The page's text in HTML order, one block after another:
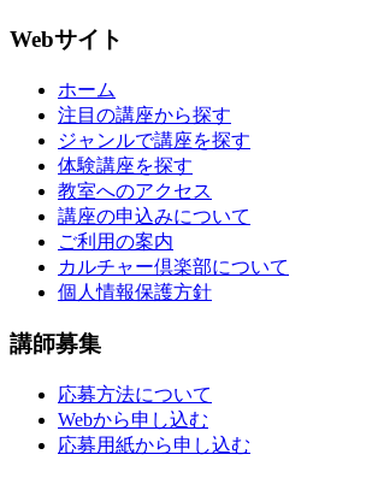
Webサイト
ホーム
注目の講座から探す
ジャンルで講座を探す
体験講座を探す
教室へのアクセス
講座の申込みについて
ご利用の案内
カルチャー倶楽部について
個人情報保護方針
講師募集
応募方法について
Webから申し込む
応募用紙から申し込む